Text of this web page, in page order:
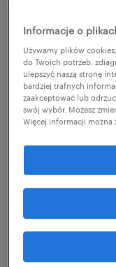
kolejnymi
firm
zwiększył się
p.p.)
wiosną a
wynagrodzenia
niezmiennym,
wynosi 1 proc.
43 proc.
podnieść
Informacje o
Używamy plików
do Twoich potrzeb,
ulepszyć naszą stronę
bardziej trafnych
zaakceptować lub
swój wybór. Możesz
Więcej informacji można